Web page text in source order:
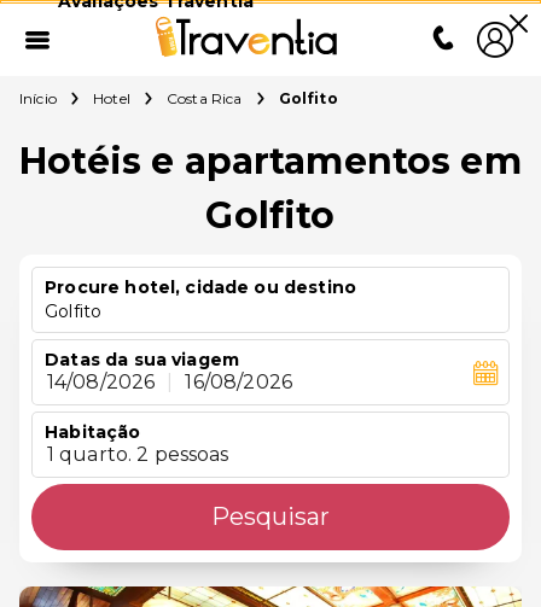
Início Hotel Costa Rica Golfito
Hotéis e apartamentos em
Golfito
Procure hotel, cidade ou destino
Golfito
Datas da sua viagem
14/08/2026 16/08/2026
Habitação
1 quarto. 2 pessoas
Pesquisar